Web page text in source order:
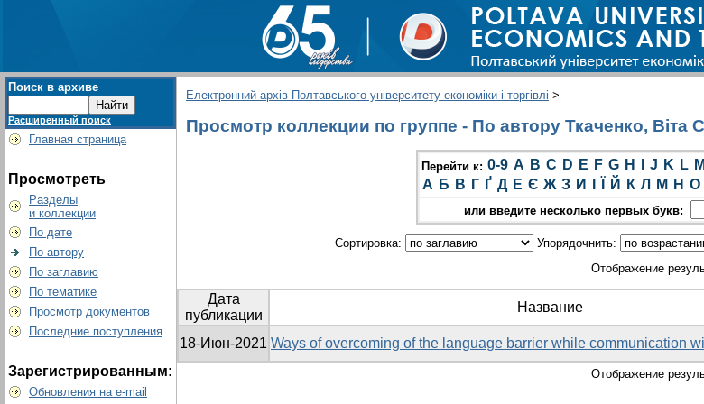
Поиск в архиве
Расширенный поиск
Главная страница
Просмотреть
Разделы
и коллекции
По дате
По автору
По заглавию
По тематике
Просмотр документов
Последние поступления
Зарегистрированным:
Обновления на e-mail
Електронний архів Полтавського університету економіки і торгівлі >
Просмотр коллекции по группе - По автору Ткаченко, Віта
Перейти к: 0-9 A B C D E F G H J K L M
А Б В Г Ґ Д Е Є Ж З И Й К Л М Н О
или введите несколько первых букв:
Сортировка: Упорядочнить:
Отображение
Дата
публикации
Название
18-Июн-2021 Ways of overcoming of the language barrier while communication
Отображение